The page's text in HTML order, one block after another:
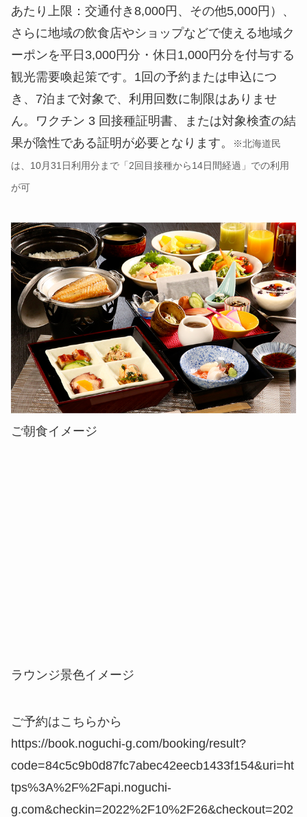
あたり上限：交通付き8,000円、その他5,000円）、
さらに地域の飲食店やショップなどで使える地域ク
ーポンを平日3,000円分・休日1,000円分を付与する
観光需要喚起策です。1回の予約または申込につ
き、7泊まで対象で、利用回数に制限はありませ
ん。ワクチン 3 回接種証明書、または対象検査の結
果が陰性である証明が必要となります。
※北海道民
は、10月31日利用分まで「2回目接種から14日間経過」での利用
が可
ご朝食イメージ
ラウンジ景色イメージ
ご予約はこちらから
https://book.noguchi-g.com/booking/result?
code=84c5c9b0d87fc7abec42eecb1433f154&uri=ht
tps%3A%2F%2Fapi.noguchi-
g.com&checkin=2022%2F10%2F26&checkout=202